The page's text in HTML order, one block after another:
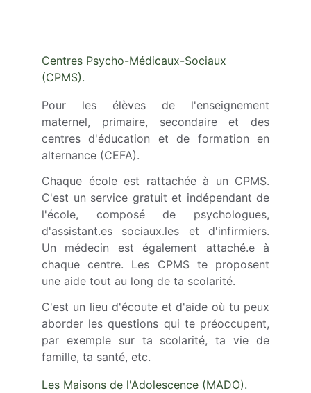
Centres Psycho-Médicaux-Sociaux
(CPMS).
Pour les élèves de l'enseignement
maternel, primaire, secondaire et des
centres d'éducation et de formation en
alternance (CEFA).
Chaque école est rattachée à un CPMS.
C'est un service gratuit et indépendant de
l'école, composé de psychologues,
d'assistant.es sociaux.les et d'infirmiers.
Un médecin est également attaché.e à
chaque centre. Les CPMS te proposent
une aide tout au long de ta scolarité.
C'est un lieu d'écoute et d'aide où tu peux
aborder les questions qui te préoccupent,
par exemple sur ta scolarité, ta vie de
famille, ta santé, etc.
Les Maisons de l'Adolescence (MADO).